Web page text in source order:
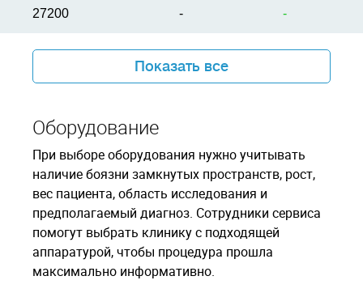
27200 - -
Показать все
Оборудование
При выборе оборудования нужно учитывать
наличие боязни замкнутых пространств, рост,
вес пациента, область исследования и
предполагаемый диагноз. Сотрудники сервиса
помогут выбрать клинику с подходящей
аппаратурой, чтобы процедура прошла
максимально информативно.